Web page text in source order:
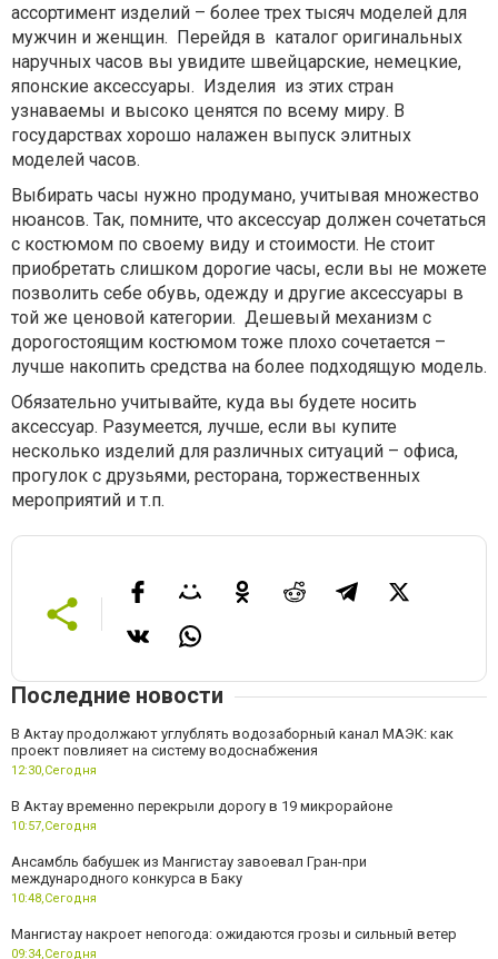
ассортимент изделий – более трех тысяч моделей для
мужчин и женщин. Перейдя в каталог оригинальных
наручных часов вы увидите швейцарские, немецкие,
японские аксессуары. Изделия из этих стран
узнаваемы и высоко ценятся по всему миру. В
государствах хорошо налажен выпуск элитных
моделей часов.
Выбирать часы нужно продумано, учитывая множество
нюансов. Так, помните, что аксессуар должен сочетаться
с костюмом по своему виду и стоимости. Не стоит
приобретать слишком дорогие часы, если вы не можете
позволить себе обувь, одежду и другие аксессуары в
той же ценовой категории. Дешевый механизм с
дорогостоящим костюмом тоже плохо сочетается –
лучше накопить средства на более подходящую модель.
Обязательно учитывайте, куда вы будете носить
аксессуар. Разумеется, лучше, если вы купите
несколько изделий для различных ситуаций – офиса,
прогулок с друзьями, ресторана, торжественных
мероприятий и т.п.
Последние новости
В Актау продолжают углублять водозаборный канал МАЭК: как
проект повлияет на систему водоснабжения
12:30,Сегодня
В Актау временно перекрыли дорогу в 19 микрорайоне
10:57,Сегодня
Ансамбль бабушек из Мангистау завоевал Гран-при
международного конкурса в Баку
10:48,Сегодня
Мангистау накроет непогода: ожидаются грозы и сильный ветер
09:34,Сегодня